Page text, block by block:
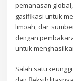
pemanasan
gasifikasi untuk
limbah, dan
dengan
untuk
Salah satu